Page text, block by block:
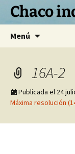
Chaco
Menú
16A-2
Publicada el 24
Máxima resolución